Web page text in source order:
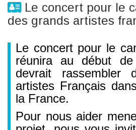
Le concert pour le
des grands artistes
Le concert pour le
réunira au début
devrait rassembler
artistes Français
la France.
Pour nous aider